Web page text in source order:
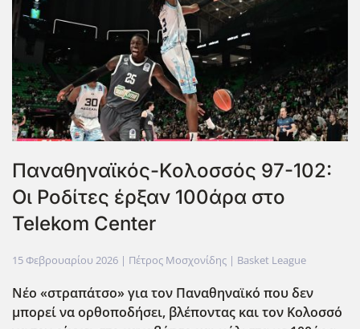
Παναθηναϊκός-Κολοσσός 97-102:
Οι Ροδίτες έρξαν 100άρα στο
Telekom Center
15 Φεβρουαρίου 2026 | Πέτρος Μοσχονίδης | Basket League
Νέο «στραπάτσο» για τον Παναθηναϊκό που δεν
μπορεί να ορθοποδήσει, βλέποντας και τον Κολοσσό